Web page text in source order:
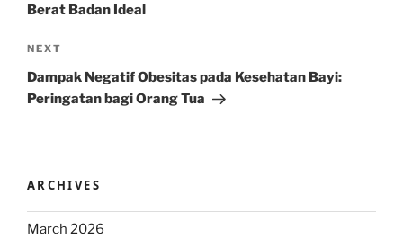
Berat Badan Ideal
Next
Post
NEXT
Dampak Negatif Obesitas pada Kesehatan Bayi:
Peringatan bagi Orang Tua
ARCHIVES
March 2026